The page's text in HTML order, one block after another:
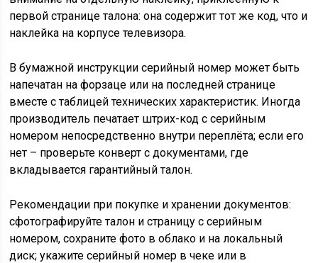
первой странице талона: она содержит тот же код, что и
наклейка на корпусе телевизора.
В бумажной инструкции серийный номер может быть
напечатан на форзаце или на последней странице
вместе с таблицей технических характеристик. Иногда
производитель печатает штрих-код с серийным
номером непосредственно внутри переплёта; если его
нет – проверьте конверт с документами, где
вкладывается гарантийный талон.
Рекомендации при покупке и хранении документов:
сфотографируйте талон и страницу с серийным
номером, сохраните фото в облако и на локальный
диск; укажите серийный номер в чеке или в